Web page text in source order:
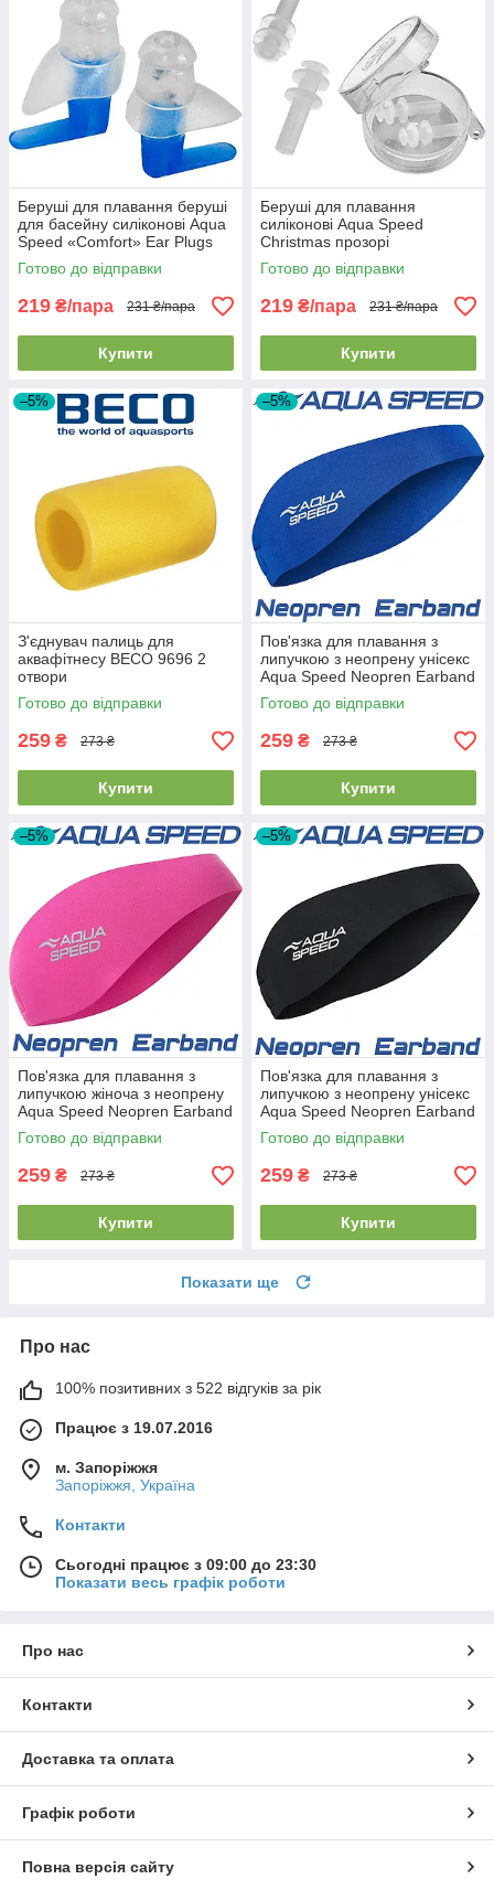
Беруші для плавання беруші
для басейну силіконові Aqua
Speed «Comfort» Ear Plugs
прозорі
Готово до відправки
219 ₴/пара 231 ₴/пара
Купити
Беруші для плавання
силіконові Aqua Speed
Christmas прозорі
Готово до відправки
219 ₴/пара 231 ₴/пара
Купити
–5%
З'єднувач палиць для
аквафітнесу BECO 9696 2
отвори
Готово до відправки
259 ₴ 273 ₴
Купити
–5%
Пов'язка для плавання з
липучкою з неопрену унісекс
Aqua Speed Neopren Earband
Blue синя
Готово до відправки
259 ₴ 273 ₴
Купити
–5%
Пов'язка для плавання з
липучкою жіноча з неопрену
Aqua Speed Neopren Earband
Pink рожева
Готово до відправки
259 ₴ 273 ₴
Купити
–5%
Пов'язка для плавання з
липучкою з неопрену унісекс
Aqua Speed Neopren Earband
Black чорна
Готово до відправки
259 ₴ 273 ₴
Купити
Показати ще
Про нас
100% позитивних з 522 відгуків за рік
Працює з 19.07.2016
м. Запоріжжя
Запоріжжя, Україна
Контакти
Сьогодні працює з 09:00 до 23:30
Показати весь графік роботи
Про нас
Контакти
Доставка та оплата
Графік роботи
Повна версія сайту